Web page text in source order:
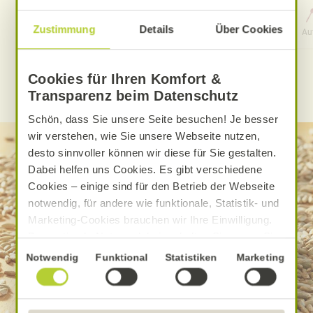
Zustimmung Details Über Cookies
Cookies für Ihren Komfort &
Transparenz beim Datenschutz
Schön, dass Sie unsere Seite besuchen! Je besser
wir verstehen, wie Sie unsere Webseite nutzen,
desto sinnvoller können wir diese für Sie gestalten.
Dabei helfen uns Cookies. Es gibt verschiedene
Cookies – einige sind für den Betrieb der Webseite
notwendig, für andere wie funktionale, Statistik- und
Marketing-Cookies brauchen wir Ihre Einwilligung.
Das optimale Nutzererlebnis erhalten Sie, wenn Sie
„Alle Cookies erlauben“ anklicken. Ihre Einwilligung
umfasst in diesem Fall auch den Einsatz von
Dienstleistern in Drittländern, die kein mit der EU
Einwilligungsauswahl
Notwendig Funktional Statistiken Marketing
0 Std. 15 Min.
Gesamtzeit
WEITERE ALNATURA REZEPTE FINDEN